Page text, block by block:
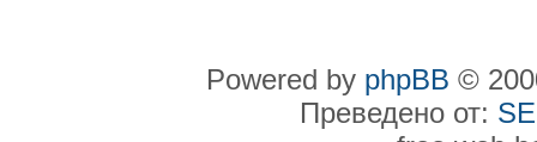
Powered by phpBB ©
Преведено от: